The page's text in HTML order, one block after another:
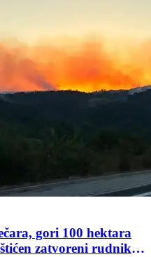
gori 100 hektara
zatvoreni rudnik